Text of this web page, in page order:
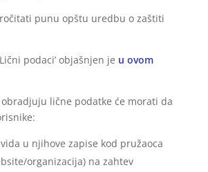
punu opštu uredbu o zaštiti
podaci’ objašnjen je u ovom
lične podatke će morati da
u njihove zapise kod pružaoca
organizacija) na zahtev